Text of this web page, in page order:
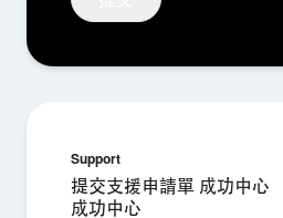
姓氏*
名字*
Support
提交支援申請單 成功中心
成功中心